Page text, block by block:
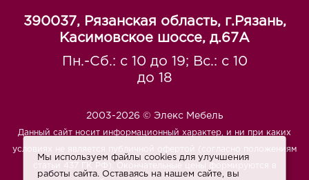
390037, Рязанская область, г.Рязань,
Касимовское шоссе, д.67A
Пн.-Сб.: с 10 до 19; Вс.: с 10
до 18
2003-2026 © Элекс Мебель
Данный сайт носит информационный характер, и ни при каких
условиях не является публичной офертой (согласно положениям
статьи 437 ГК РФ). Окончательные цены формируются в
Мы используем файлы cookies для улучшения
работы сайта. Оставаясь на нашем сайте, вы